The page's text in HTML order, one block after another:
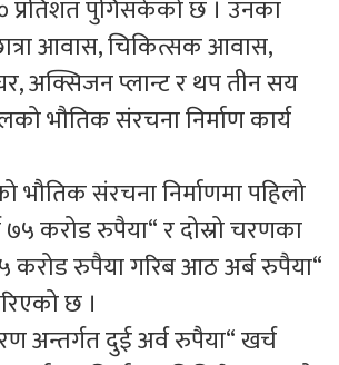
प्रतिशत पुगिसकेको छ । उनका
आवास, चिकित्सक आवास,
अक्सिजन प्लान्ट र थप तीन सय
भौतिक संरचना निर्माण कार्य
संरचना निर्माणमा पहिलो
करोड रुपैया“ र दोस्रो चरणका
करोड रुपैया गरिब आठ अर्ब रुपैया“
छ ।
अन्तर्गत दुई अर्व रुपैया“ खर्च